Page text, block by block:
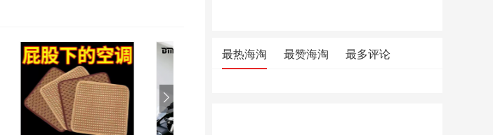
最热海淘 最赞海淘 最多评论